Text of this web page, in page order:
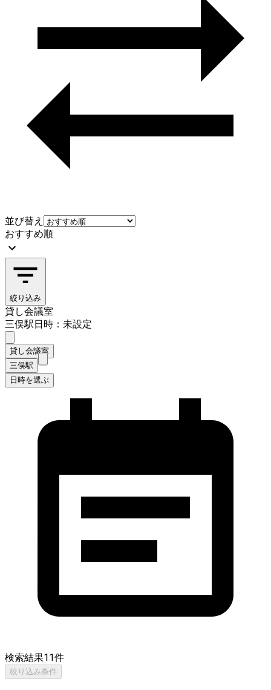
並び替え
おすすめ順
絞り込み
貸し会議室
三俣駅日時：未設定
貸し会議室
三俣駅
日時を選ぶ
検索結果11件
絞り込み条件